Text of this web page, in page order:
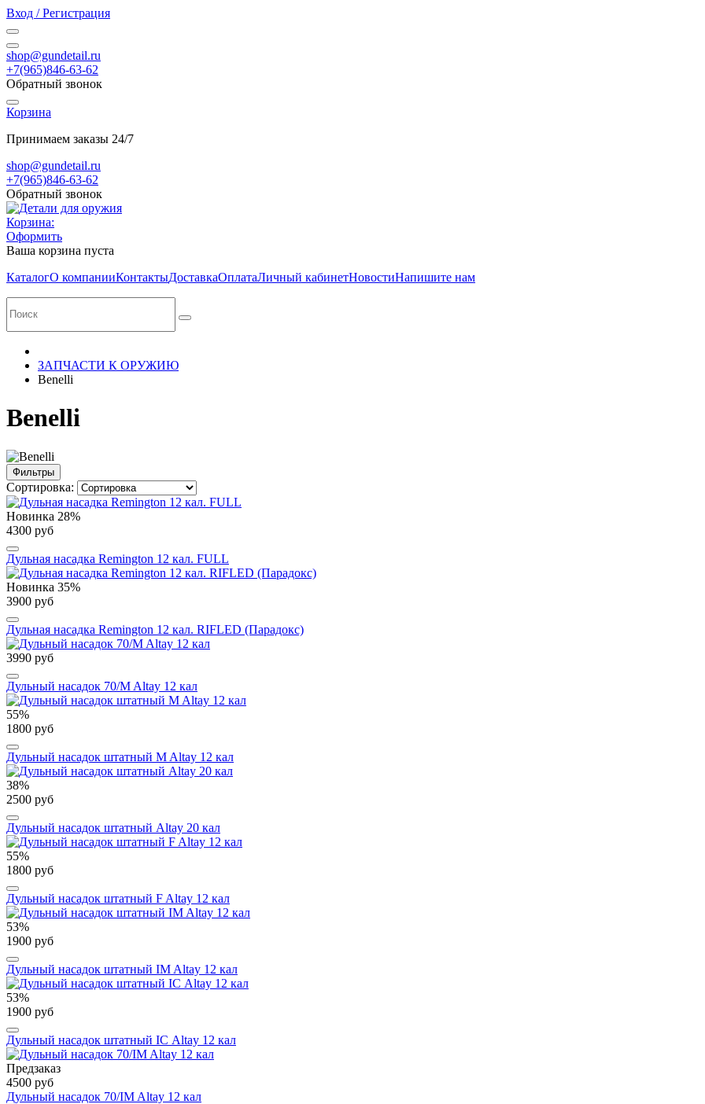
Вход / Регистрация
shop@gundetail.ru
+7(965)846-63-62
Обратный звонок
Корзина
Принимаем заказы 24/7
shop@gundetail.ru
+7(965)846-63-62
Обратный звонок
Корзина:
Оформить
Ваша корзина пуста
КаталогО компанииКонтактыДоставкаОплатаЛичный кабинетНовостиНапишите нам
ЗАПЧАСТИ К ОРУЖИЮ
Benelli
Benelli
Фильтры
Сортировка:
Новинка 28%
4300 руб
Дульная насадка Remington 12 кал. FULL
Новинка 35%
3900 руб
Дульная насадка Remington 12 кал. RIFLED (Парадокс)
3990 руб
Дульный насадок 70/M Altay 12 кал
55%
1800 руб
Дульный насадок штатный M Altay 12 кал
38%
2500 руб
Дульный насадок штатный Altay 20 кал
55%
1800 руб
Дульный насадок штатный F Altay 12 кал
53%
1900 руб
Дульный насадок штатный IM Altay 12 кал
53%
1900 руб
Дульный насадок штатный IС Altay 12 кал
Предзаказ
4500 руб
Дульный насадок 70/IM Altay 12 кал